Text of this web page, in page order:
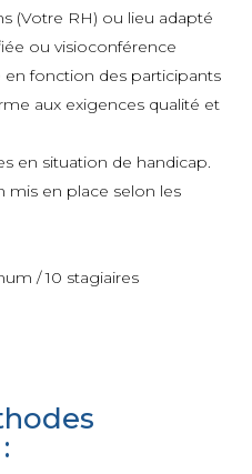
(Votre RH) ou lieu adapté
ou visioconférence
en fonction des participants
aux exigences qualité et
en situation de handicap.
mis en place selon les
/ 10 stagiaires